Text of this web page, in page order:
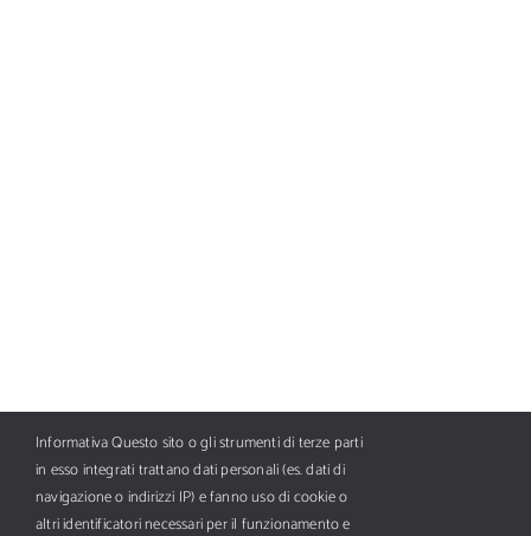
Informativa Questo sito o gli strumenti di terze parti
in esso integrati trattano dati personali (es. dati di
navigazione o indirizzi IP) e fanno uso di cookie o
altri identificatori necessari per il funzionamento e